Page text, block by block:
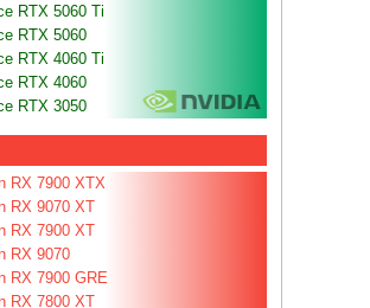
RTX 5060 Ti
RTX 5060
RTX 4060 Ti
RTX 4060
RTX 3050
RX 7900 XTX
RX 9070 XT
RX 7900 XT
RX 9070
RX 7900 GRE
RX 7800 XT